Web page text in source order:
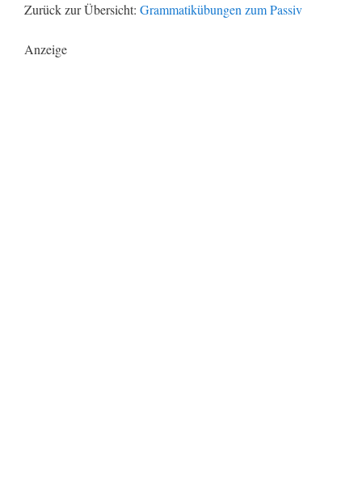
Zurück zur Übersicht: Grammatikübungen zum Passiv
Anzeige